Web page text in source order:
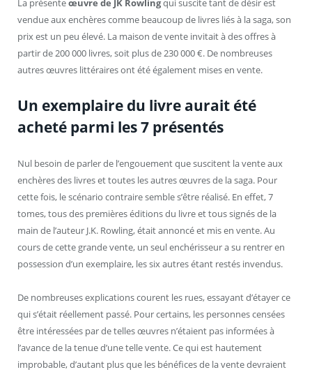
La présenteœuvre de JK Rowlingqui suscite tant de désir est
vendue aux enchères comme beaucoup de livres liés à la saga, son
prix est un peu élevé. La maison de vente invitait à des offres à
partir de 200 000 livres, soit plus de 230 000 €. De nombreuses
autres œuvres littéraires ont été également mises en vente.
Un exemplaire du livre aurait été
acheté parmi les 7 présentés
Nul besoin de parler de l’engouement que suscitent la vente aux
enchères des livres et toutes les autres œuvres de la saga. Pour
cette fois, le scénario contraire semble s’être réalisé. En effet, 7
tomes, tous des premières éditions du livre et tous signés de la
main de l’auteur J.K. Rowling, était annoncé et mis en vente. Au
cours de cette grande vente, un seul enchérisseur a su rentrer en
possession d’un exemplaire, les six autres étant restés invendus.
De nombreuses explications courent les rues, essayant d’étayer ce
qui s’était réellement passé. Pour certains, les personnes censées
être intéressées par de telles œuvres n’étaient pas informées à
l’avance de la tenue d’une telle vente. Ce qui est hautement
improbable, d’autant plus que les bénéfices de la vente devraient